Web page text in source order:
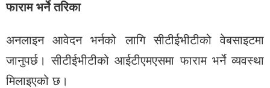
फाराम भर्ने तरिका
अनलाइन आवेदन भर्नको लागि सीटीईभीटीको वेबसाइटमा
जानुपर्छ। सीटीईभीटीको आईटीएमएसमा फाराम भर्ने व्यवस्था
मिलाइएको छ।